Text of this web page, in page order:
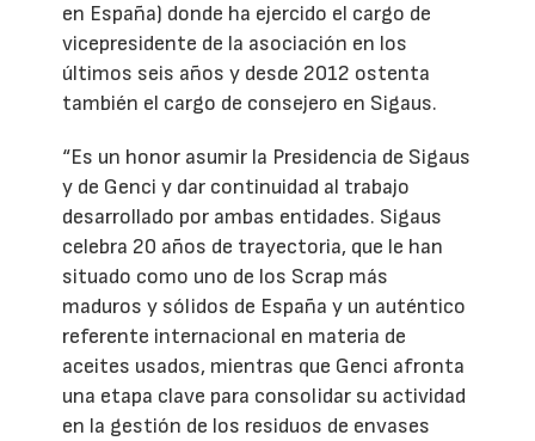
en España) donde ha ejercido el cargo de
vicepresidente de la asociación en los
últimos seis años y desde 2012 ostenta
también el cargo de consejero en Sigaus.
“Es un honor asumir la Presidencia de Sigaus
y de Genci y dar continuidad al trabajo
desarrollado por ambas entidades. Sigaus
celebra 20 años de trayectoria, que le han
situado como uno de los Scrap más
maduros y sólidos de España y un auténtico
referente internacional en materia de
aceites usados, mientras que Genci afronta
una etapa clave para consolidar su actividad
en la gestión de los residuos de envases